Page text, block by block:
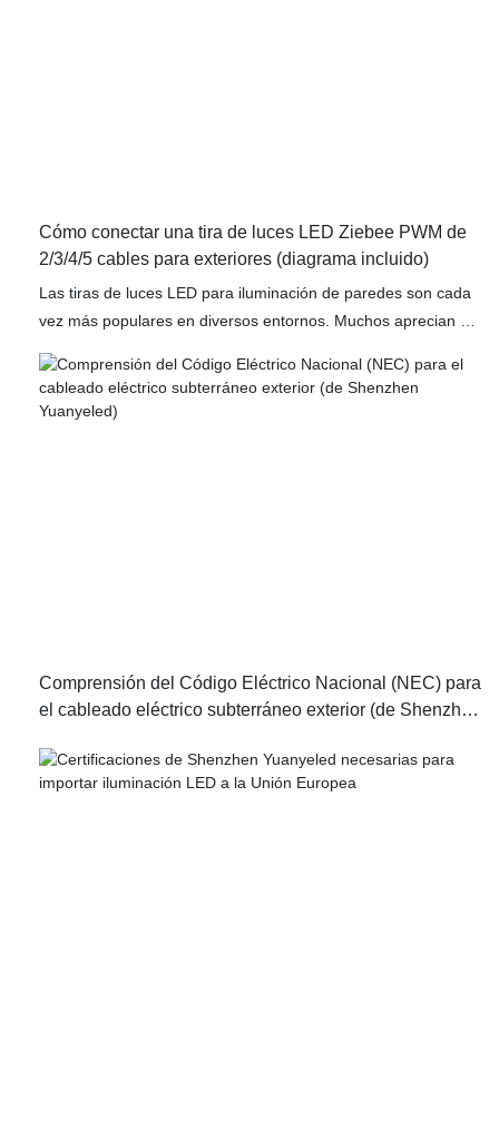
Cómo conectar una tira de luces LED Ziebee PWM de
2/3/4/5 cables para exteriores (diagrama incluido)
Las tiras de luces LED para iluminación de paredes son cada
vez más populares en diversos entornos. Muchos aprecian el
instalación. Este artículo detalla cómo conectar distintos tipos
de tiras LED, incluyendo tiras monocromáticas, de luz blanca
Comprensión del Código Eléctrico Nacional (NEC) para
el cableado eléctrico subterráneo exterior (de Shenzhen